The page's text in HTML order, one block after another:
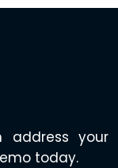
address your
today.